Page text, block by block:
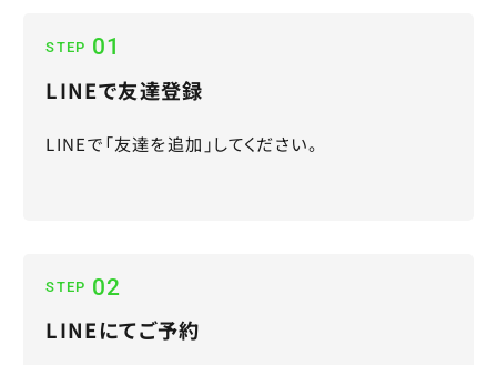
STEP 01
LINEで友達登録
LINEで「友達を追加」してください。
STEP 02
LINEにてご予約